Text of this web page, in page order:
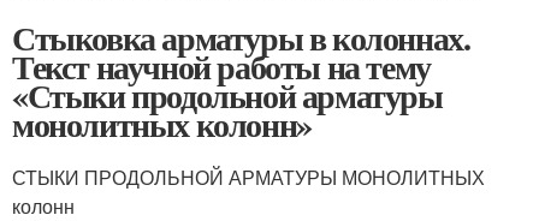
Стыковка арматуры в колоннах.
Текст научной работы на тему
«Стыки продольной арматуры
монолитных колонн»
СТЫКИ ПРОДОЛЬНОЙ АРМАТУРЫ МОНОЛИТНЫХ
колонн